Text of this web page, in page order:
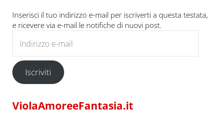
Inserisci il tuo indirizzo e-mail per iscriverti a questa testata,
e ricevere via e-mail le notifiche di nuovi post.
Iscriviti
ViolaAmoreeFantasia.it